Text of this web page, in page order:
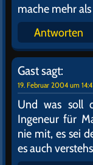
…äh….Hallo…ich
äh
sein bitte…
Antworten
Gastsagt:
13. November 2003 um
HÄÄÄ ???
Dich